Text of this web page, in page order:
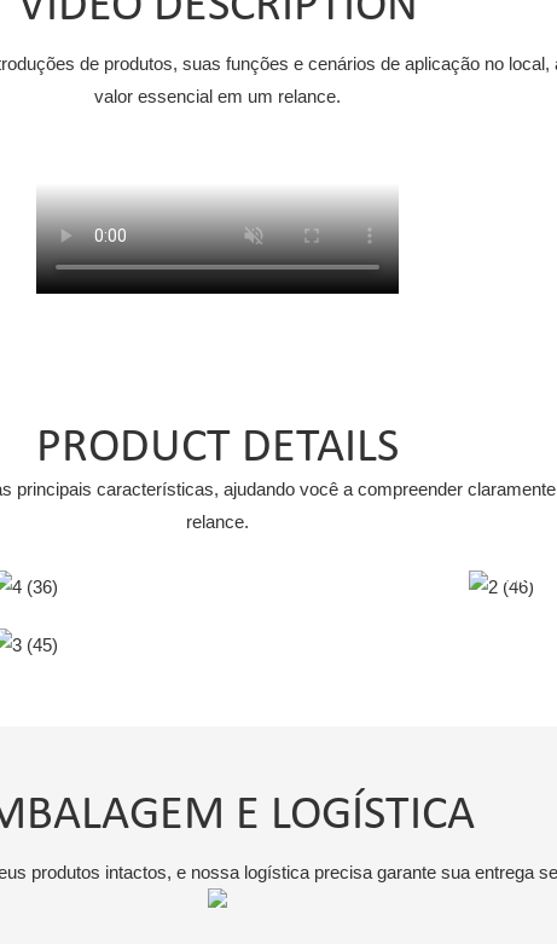
de produtos, suas funções e cenários de aplicação no
valor essencial em um relance.
PRODUCT DETAILS
principais características, ajudando você a compreender
relance.
Caixa De CFTV De 6 Lados
E LOGÍSTICA
produtos intactos, e nossa logística precisa garante sua entrega